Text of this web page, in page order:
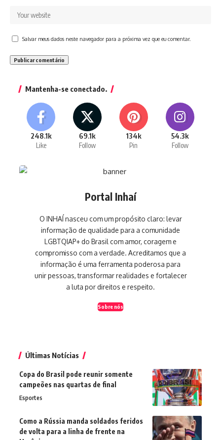
Salvar meus dados neste navegador para a próxima vez que eu comentar.
Mantenha-se conectado.
248.1k
Like
69.1k
Follow
134k
Pin
54.3k
Follow
Portal Inhaí
O INHAÍ nasceu com um propósito claro: levar
informação de qualidade para a comunidade
LGBTQIAP+ do Brasil com amor, coragem e
compromisso com a verdade. Acreditamos que a
informação é uma ferramenta poderosa para
unir pessoas, transformar realidades e fortalecer
a luta por direitos e respeito.
Sobre nós
Últimas Notícias
Copa do Brasil pode reunir somente
campeões nas quartas de final
Esportes
Como a Rússia manda soldados feridos
de volta para a linha de frente na